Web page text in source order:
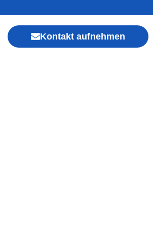
Kontakt aufnehmen